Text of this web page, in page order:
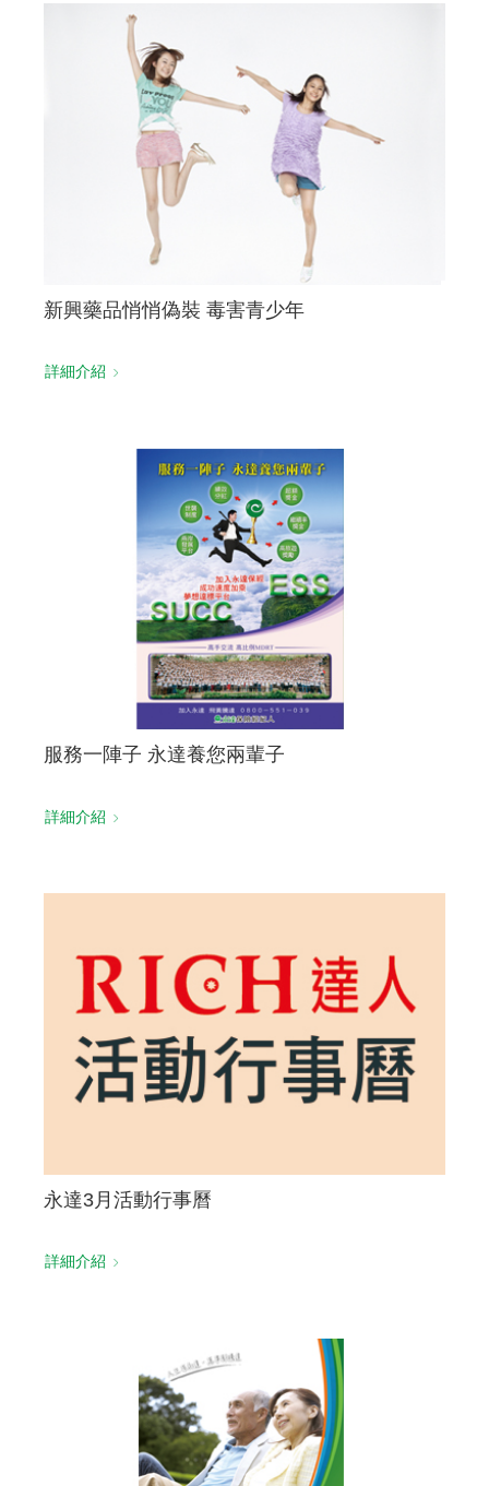
新興藥品悄悄偽裝 毒害青少年
詳細介紹
服務一陣子 永達養您兩輩子
詳細介紹
永達3月活動行事曆
詳細介紹